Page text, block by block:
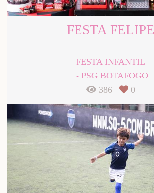
FESTA FELIPE
FESTA INFANTIL
PSG BOTAFOGO
386
0